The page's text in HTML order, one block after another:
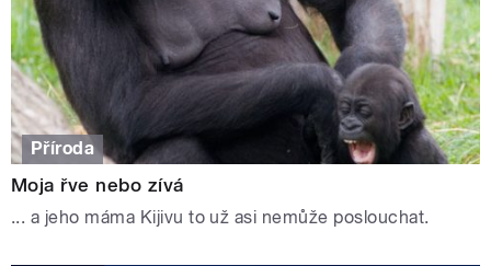
Příroda
Moja řve nebo zívá
... a jeho máma Kijivu to už asi nemůže poslouchat.